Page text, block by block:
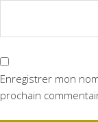
Enregistrer mon
prochain